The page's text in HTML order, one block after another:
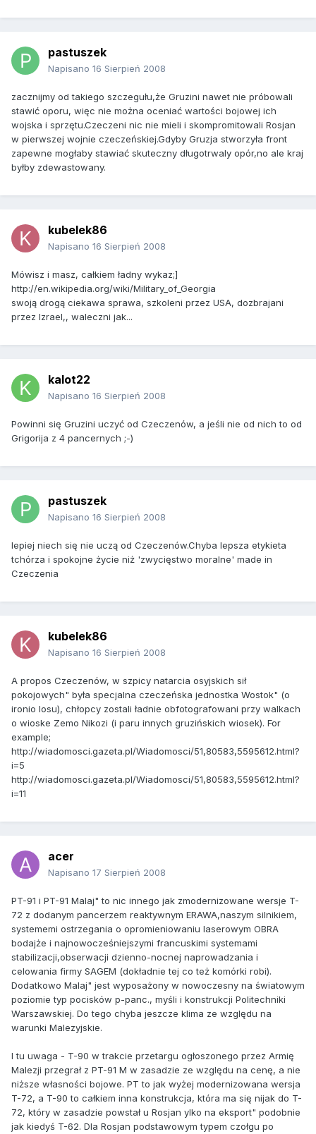
pastuszek
Napisano 16 Sierpień 2008
zacznijmy od takiego szczegułu,że Gruzini nawet nie próbowali
stawić oporu, więc nie można oceniać wartości bojowej ich
wojska i sprzętu.Czeczeni nic nie mieli i skompromitowali Rosjan
w pierwszej wojnie czeczeńskiej.Gdyby Gruzja stworzyła front
zapewne mogłaby stawiać skuteczny długotrwaly opór,no ale kraj
byłby zdewastowany.
kubelek86
Napisano 16 Sierpień 2008
Mówisz i masz, całkiem ładny wykaz;]
http://en.wikipedia.org/wiki/Military_of_Georgia
swoją drogą ciekawa sprawa, szkoleni przez USA, dozbrajani
przez Izrael,, waleczni jak...
kalot22
Napisano 16 Sierpień 2008
Powinni się Gruzini uczyć od Czeczenów, a jeśli nie od nich to od
Grigorija z 4 pancernych ;-)
pastuszek
Napisano 16 Sierpień 2008
lepiej niech się nie uczą od Czeczenów.Chyba lepsza etykieta
tchórza i spokojne życie niż 'zwycięstwo moralne' made in
Czeczenia
kubelek86
Napisano 16 Sierpień 2008
A propos Czeczenów, w szpicy natarcia osyjskich sił
pokojowych" była specjalna czeczeńska jednostka Wostok" (o
ironio losu), chłopcy zostali ładnie obfotografowani przy walkach
o wioske Zemo Nikozi (i paru innych gruzińskich wiosek). For
example;
http://wiadomosci.gazeta.pl/Wiadomosci/51,80583,5595612.html?
i=5
http://wiadomosci.gazeta.pl/Wiadomosci/51,80583,5595612.html?
i=11
acer
Napisano 17 Sierpień 2008
PT-91 i PT-91 Malaj" to nic innego jak zmodernizowane wersje T-
72 z dodanym pancerzem reaktywnym ERAWA,naszym silnikiem,
systememi ostrzegania o opromieniowaniu laserowym OBRA
bodajże i najnowocześniejszymi francuskimi systemami
stabilizacji,obserwacji dzienno-nocnej naprowadzania i
celowania firmy SAGEM (dokładnie tej co też komórki robi).
Dodatkowo Malaj" jest wyposażony w nowoczesny na światowym
poziomie typ pocisków p-panc., myśli i konstrukcji Politechniki
Warszawskiej. Do tego chyba jeszcze klima ze względu na
warunki Malezyjskie.
I tu uwaga - T-90 w trakcie przetargu ogłoszonego przez Armię
Malezji przegrał z PT-91 M w zasadzie ze względu na cenę, a nie
niższe własności bojowe. PT to jak wyżej modernizowana wersja
T-72, a T-90 to całkiem inna konstrukcja, która ma się nijak do T-
72, który w zasadzie powstał u Rosjan ylko na eksport" podobnie
jak kiedyś T-62. Dla Rosjan podstawowym typem czołgu po